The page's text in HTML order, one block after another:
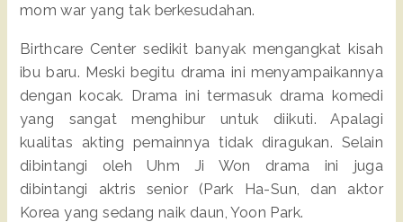
mom war yang tak berkesudahan.
Birthcare Center sedikit banyak mengangkat kisah
ibu baru. Meski begitu drama ini menyampaikannya
dengan kocak. Drama ini termasuk drama komedi
yang sangat menghibur untuk diikuti. Apalagi
kualitas akting pemainnya tidak diragukan. Selain
dibintangi oleh Uhm Ji Won drama ini juga
dibintangi aktris senior (Park Ha-Sun, dan aktor
Korea yang sedang naik daun, Yoon Park.